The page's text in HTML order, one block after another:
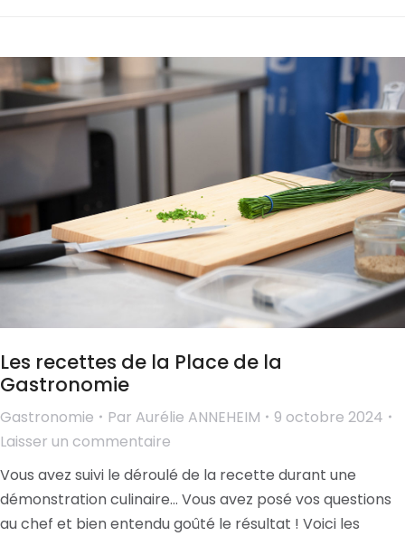
Les recettes de la Place de la
Gastronomie
Gastronomie Par Aurélie ANNEHEIM
9 octobre 2024
Laisser un commentaire
Vous avez suivi le déroulé de la recette durant une
démonstration culinaire… Vous avez posé vos questions
au chef et bien entendu goûté le résultat ! Voici les